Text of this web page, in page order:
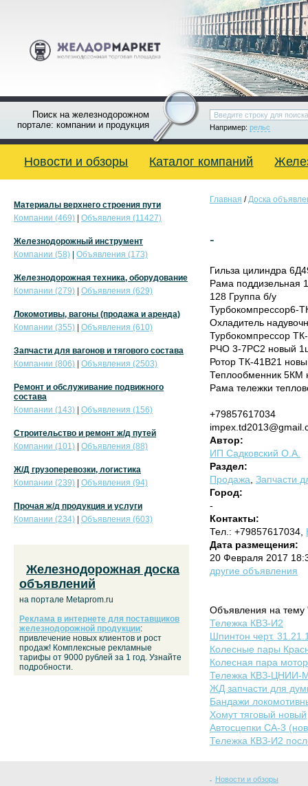
Поиск на железнодорожном
портале: компании и продукция
Например: рельс
Новости и обзоры Каталог компаний
Главная /Доска
-
Гильза цилиндра
Рама поддизельная
128 Группа б/у
Турбокомпрессор6-
Охладитель
Турбокомпрессор
РЧО 3-7РС2 новый
Ротор ТК-41В21
Теплообменник 5КМ
Рама тележки
+79857617034
Автор:
ИП Садковский О.А.
Раздел:
Продажа Запчасти
Город:
-
Контакты:
Тел.: +79857617034,
Дата размещения:
20 Февраля 2017
другие объявления
Объявления на тему
Тележка КВЗ-И2
Шпинтон черт.
Колесные пары
Колесная пара
Тележка КВЗ-ЦНИИ-
ЖД запчасти для
Бандажи
Хомут тяговый новый
Автосцепки СА-3
Тележка КВЗ-И2
Материалы верхнего строения пути
Компании (469)
Объявления (11427)
Железнодорожный инструмент
Компании (58)
Объявления (173)
Железнодорожная техника, оборудование
Компании (279)
Объявления (629)
Локомотивы, вагоны (продажа и аренда)
Компании (355)
Объявления (610)
Запчасти для вагонов и тягового состава
Компании (806)
Объявления (2503)
Ремонт и обслуживание подвижного
состава
Компании (143)
Объявления (156)
Строительство и ремонт ж/д путей
Компании (101)
Объявления (88)
Ж/Д грузоперевозки, логистика
Компании (239)
Объявления (94)
Прочая ж/д продукция и услуги
Компании (234)
Объявления (603)
Железнодорожная доска
объявлений
на портале Metaprom.ru
Реклама в интернете для поставщиков
железнодорожной продукции:
привлечение новых клиентов и рост
продаж! Комплексные рекламные
тарифы от 9000 рублей за 1 год. Узнайте
подробности.
Новости и обзоры